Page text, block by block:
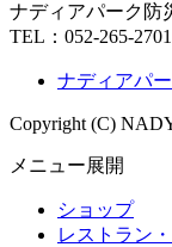
ナディアパーク防
TEL： 052-265-2701
ナディアパ
Copyright (C)
メニュー展開
ショップ
レストラン